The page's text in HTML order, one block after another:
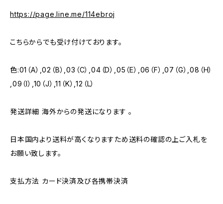
https://page.line.me/114ebroj
こちらからでも受け付けております。
色:01（A）,02（B）,03（C）,04（D）,05（E）,06（F）,07（G）,08（H）
,09（I）,10（J）,11（K）,12（L）
発送詳細 海外からの発送になります 。
日本国内より送料が高くなりますため送料の確認の上ご入札を
お願い致します。
支払方法 カード決済及び各携帯決済